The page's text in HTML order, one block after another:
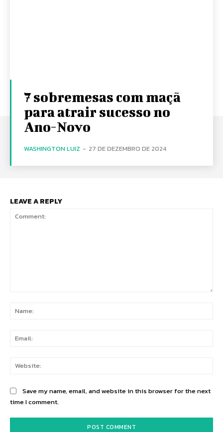
7 sobremesas com maçã
para atrair sucesso no
Ano-Novo
WASHINGTON LUIZ - 27 DE DEZEMBRO DE 2024
LEAVE A REPLY
Save my name, email, and website in this browser for the next
time I comment.